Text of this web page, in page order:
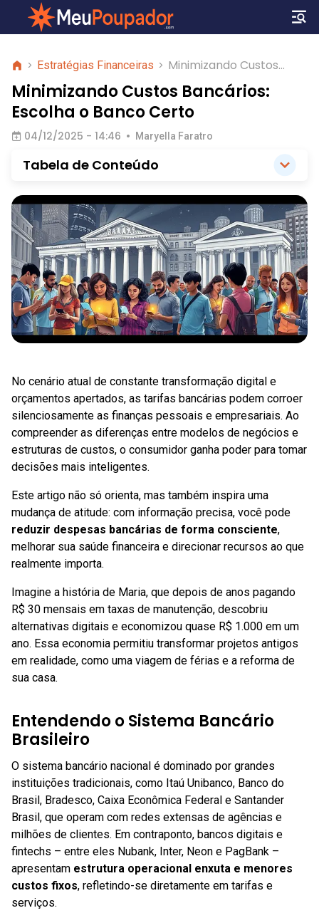
> Estratégias Financeiras > Minimizando Custos
Bancários: Escolha o
Banco Certo
Minimizando Custos Bancários:
Escolha o Banco Certo
04/12/2025 - 14:46 • Maryella Faratro
Tabela de Conteúdo
No cenário atual de constante transformação digital e
orçamentos apertados, as tarifas bancárias podem corroer
silenciosamente as finanças pessoais e empresariais. Ao
compreender as diferenças entre modelos de negócios e
estruturas de custos, o consumidor ganha poder para tomar
decisões mais inteligentes.
Este artigo não só orienta, mas também inspira uma
mudança de atitude: com informação precisa, você pode
reduzir despesas bancárias de forma consciente,
melhorar sua saúde financeira e direcionar recursos ao que
realmente importa.
Imagine a história de Maria, que depois de anos pagando
R$ 30 mensais em taxas de manutenção, descobriu
alternativas digitais e economizou quase R$ 1.000 em um
ano. Essa economia permitiu transformar projetos antigos
em realidade, como uma viagem de férias e a reforma de
sua casa.
Entendendo o Sistema Bancário
Brasileiro
O sistema bancário nacional é dominado por grandes
instituições tradicionais, como Itaú Unibanco, Banco do
Brasil, Bradesco, Caixa Econômica Federal e Santander
Brasil, que operam com redes extensas de agências e
milhões de clientes. Em contraponto, bancos digitais e
fintechs – entre eles Nubank, Inter, Neon e PagBank –
apresentam estrutura operacional enxuta e menores
custos fixos, refletindo-se diretamente em tarifas e
serviços.